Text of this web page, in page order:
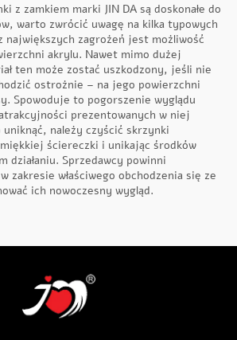
z zamkiem marki JIN DA są doskonałe do
warto zwrócić uwagę na kilka typowych
największych zagrożeń jest możliwość
akrylu. Nawet mimo dużej
ten może zostać uszkodzony, jeśli nie
ostrożnie – na jego powierzchni
Spowoduje to pogorszenie wyglądu
prezentowanych w niej
należy czyścić skrzynki
ściereczki i unikając środków
działaniu. Sprzedawcy powinni
zakresie właściwego obchodzenia się ze
ich nowoczesny wygląd.